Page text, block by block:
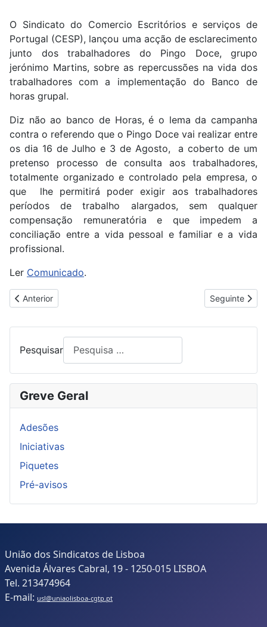
O Sindicato do Comercio Escritórios e serviços de
Portugal (CESP), lançou uma acção de esclarecimento
junto dos trabalhadores do Pingo Doce, grupo
jerónimo Martins, sobre as repercussões na vida dos
trabalhadores com a implementação do Banco de
horas grupal.
Diz não ao banco de Horas, é o lema da campanha
contra o referendo que o Pingo Doce vai realizar entre
os dia 16 de Julho e 3 de Agosto, a coberto de um
pretenso processo de consulta aos trabalhadores,
totalmente organizado e controlado pela empresa, o
que lhe permitirá poder exigir aos trabalhadores
períodos de trabalho alargados, sem qualquer
compensação remuneratória e que impedem a
conciliação entre a vida pessoal e familiar e a vida
profissional.
Ler Comunicado.
Artigo anterior: TRABALHADORA DO SUCH TRABALHOU
Anterior Artigo
Seguinte
Pesquisar
Greve Geral
Adesões
Iniciativas
Piquetes
Pré-avisos
União dos Sindicatos de Lisboa
Avenida Álvares Cabral, 19 - 1250-015 LISBOA
Tel. 213474964
E-mail: usl@uniaolisboa-cgtp.pt